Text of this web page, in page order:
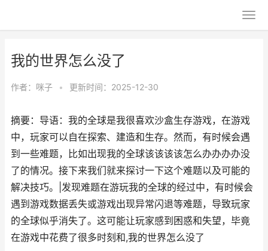
我的世界怎么没了
作者： 咪子 • 更新时间：2025-12-30
摘要：导语：我的全球是我很喜欢沙盒生存游戏，在游戏
中，玩家可以自在探索、建造和生存。然而，有时候会遇
到一些难题，比如出现我的全球该该该该怎么办办办办没
了的情况。接下来我们就来探讨一下这个难题以及可能的
解决技巧。|发现难题在游玩我的全球的经过中，有时候会
遇到游戏数据丢失或游戏出现异常闪退等难题，导致玩家
的全球似乎消失了。这可能让玩家感到困惑和失望，毕竟
在游戏中花费了很多时刻和,我的世界怎么没了